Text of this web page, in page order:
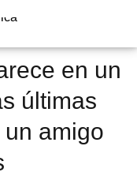
en un
últimas
amigo